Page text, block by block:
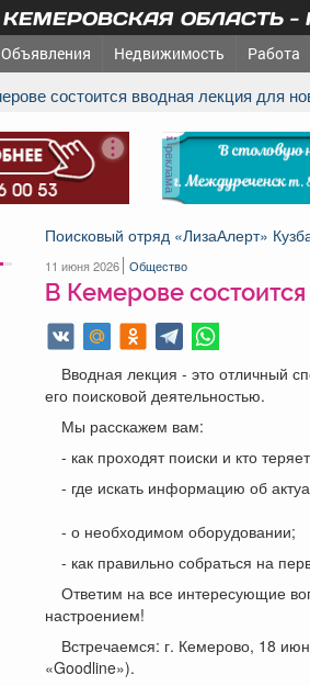
ОБЛАСТЬ -
Объявления Недвижимость Работа
состоится вводная лекция для
реклама
Поисковый отряд «ЛизаАлерт»
11 июня 2026 Общество
В Кемерове
Вводная лекция - это отличный
его поисковой деятельностью.
Мы расскажем вам:
- как проходят поиски и кто
- где искать информацию об
- о необходимом оборудовании;
- как правильно собраться на
Ответим на все интересующие
настроением!
Встречаемся: г. Кемерово, 18
«Goodline»).